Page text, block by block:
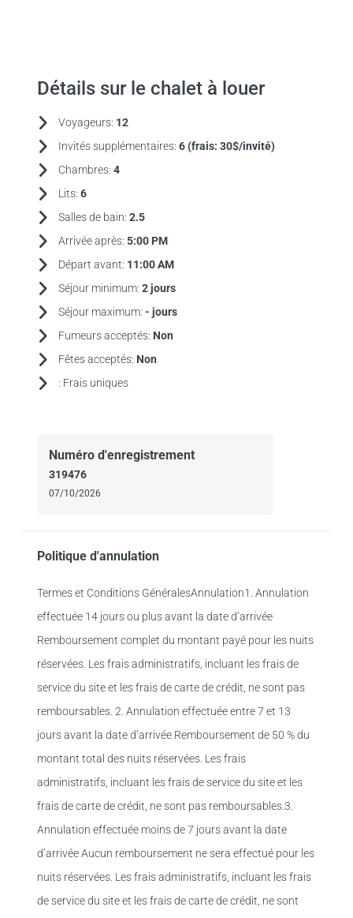
Détails sur le chalet à louer
Voyageurs: 12
Invités supplémentaires: 6 (frais: 30$/invité)
Chambres: 4
Lits: 6
Salles de bain: 2.5
Arrivée après: 5:00 PM
Départ avant: 11:00 AM
Séjour minimum: 2 jours
Séjour maximum: - jours
Fumeurs acceptés: Non
Fêtes acceptés: Non
: Frais uniques
Numéro d'enregistrement
319476
07/10/2026
Politique d'annulation
Termes et Conditions GénéralesAnnulation1. Annulation
effectuée 14 jours ou plus avant la date d’arrivée
Remboursement complet du montant payé pour les nuits
réservées. Les frais administratifs, incluant les frais de
service du site et les frais de carte de crédit, ne sont pas
remboursables. 2. Annulation effectuée entre 7 et 13
jours avant la date d’arrivée Remboursement de 50 % du
montant total des nuits réservées. Les frais
administratifs, incluant les frais de service du site et les
frais de carte de crédit, ne sont pas remboursables.3.
Annulation effectuée moins de 7 jours avant la date
d’arrivée Aucun remboursement ne sera effectué pour les
nuits réservées. Les frais administratifs, incluant les frais
de service du site et les frais de carte de crédit, ne sont